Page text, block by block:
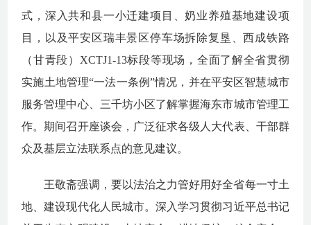
式，深入共和县一小迁建项目、奶业养殖基地建设项
目，以及平安区瑞丰景区停车场拆除复垦、西成铁路
（甘青段） XCTJ1-13标段等现场，全面了解全省贯彻
实施土地管理“一法一条例”情况，并在平安区智慧城市
服务管理中心、三千坊小区了解掌握海东市城市管理工
作。期间召开座谈会，广泛征求各级人大代表、干部群
众及基层立法联系点的意见建议。
王敬斋强调，要以法治之力管好用好全省每一寸土
地、建设现代化人民城市。深入学习贯彻习近平总书记